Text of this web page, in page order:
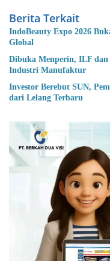
Berita Terkait
IndoBeauty Expo 2026
Global
Dibuka Menperin, ILF dan
Industri Manufaktur
Investor Berebut SUN,
dari Lelang Terbaru